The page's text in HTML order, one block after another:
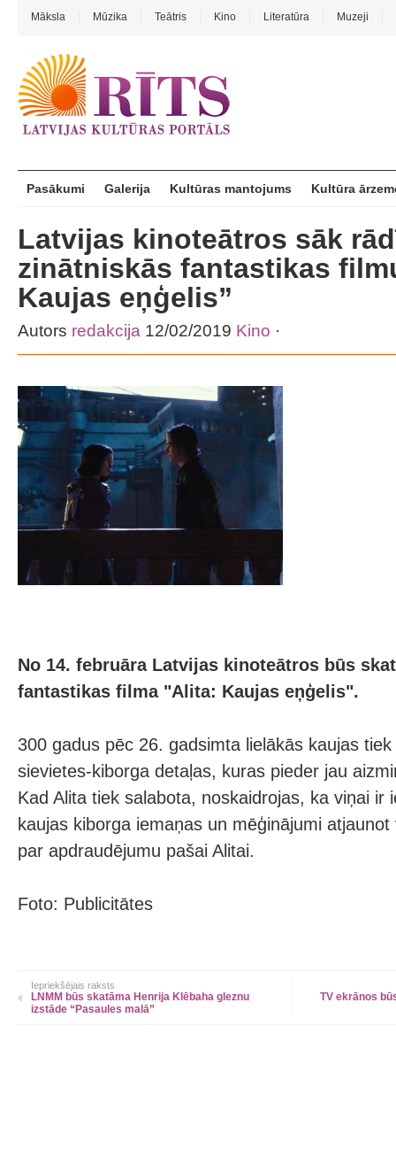
Māksla Mūzika Teātris Kino Literatūra Muzeji
Pasākumi Galerija Kultūras mantojums Kultūra
Latvijas kinoteātros sāk
zinātniskās fantastikas
Kaujas eņģelis”
Autors redakcija 12/02/2019 Kino ·
No 14. februāra Latvijas kinoteātros būs
fantastikas filma "Alita: Kaujas eņģelis".
300 gadus pēc 26. gadsimta lielākās kaujas
sievietes-kiborga detaļas, kuras pieder jau
Kad Alita tiek salabota, noskaidrojas, ka viņai ir
kaujas kiborga iemaņas un mēģinājumi
par apdraudējumu pašai Alitai.
Foto: Publicitātes
Iepriekšējais raksts
LNMM būs skatāma Henrija Klēbaha gleznu
izstāde “Pasaules malā”
TV ekrānos